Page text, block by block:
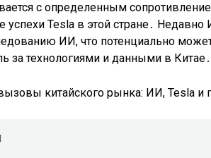
с определенным
успехи Tesla в этой стране․
ИИ, что потенциально
за технологиями и данными в Китае․